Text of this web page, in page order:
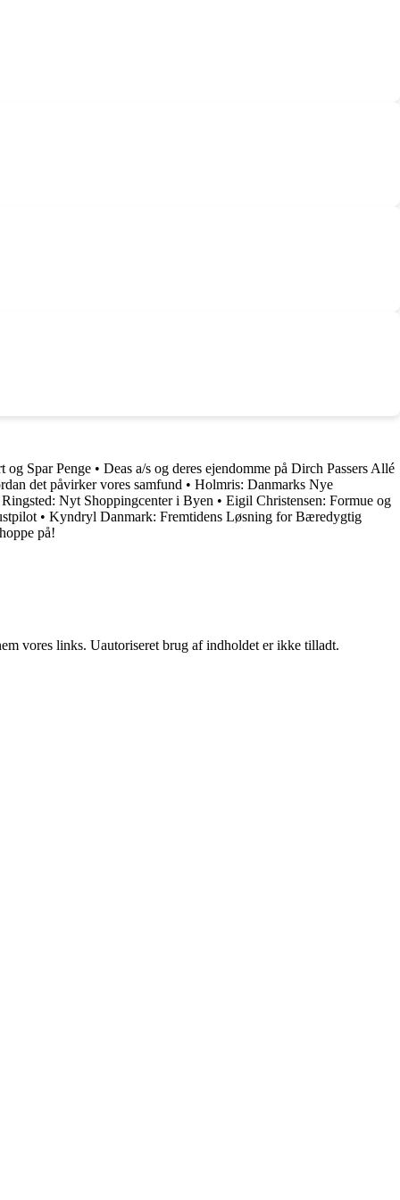
og Spar Penge • Deas a/s og deres ejendomme på Dirch Passers Allé
det påvirker vores samfund • Holmris: Danmarks Nye
Nyt Shoppingcenter i Byen • Eigil Christensen: Formue og
• Kyndryl Danmark: Fremtidens Løsning for Bæredygtig
på!
vores links. Uautoriseret brug af indholdet er ikke tilladt.